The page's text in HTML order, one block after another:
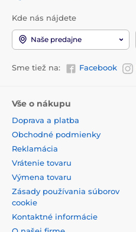
Kde nás nájdete
Naše predajne
Sme tiež na: Facebook
Vše o nákupu
Doprava a platba
Obchodné podmienky
Reklamácia
Vrátenie tovaru
Výmena tovaru
Zásady používania súborov
cookie
Kontaktné informácie